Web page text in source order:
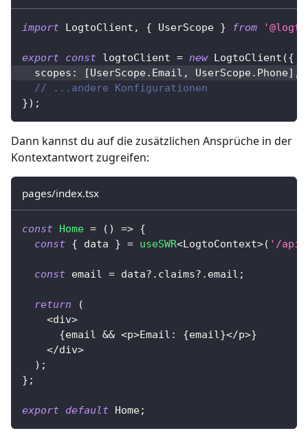
import LogtoClient , { UserScope } from
export const logtoClient = new LogtoClient ({
  scopes
: [UserScope. Email , UserScope. Phone] ,
// ...andere Konfigurationen
}) ;
Dann kannst du auf die zusätzlichen Ansprüche in der
Kontextantwort zugreifen:
pages/index.tsx
const Home = ( ) => {
const { data } = useSWR<LogtoContext>( '/api/
const email = data?. claims?. email ;
return
(
<div>
{email && <p>Email : {email}</p>}
</div>
) ;
} ;
export default Home;